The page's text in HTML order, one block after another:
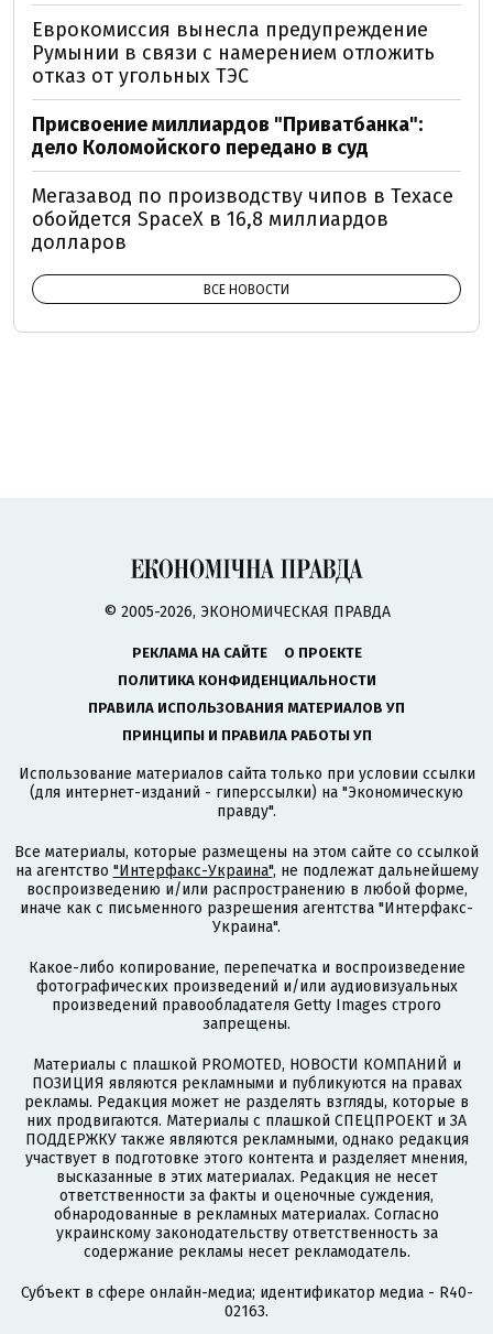
Еврокомиссия вынесла предупреждение
Румынии в связи с намерением отложить
отказ от угольных ТЭС
Присвоение миллиардов "Приватбанка":
дело Коломойского передано в суд
Мегазавод по производству чипов в Техасе
обойдется SpaceX в 16,8 миллиардов
долларов
ВСЕ НОВОСТИ
© 2005-2026, ЭКОНОМИЧЕСКАЯ ПРАВДА
РЕКЛАМА НА САЙТЕ
О ПРОЕКТЕ
ПОЛИТИКА КОНФИДЕНЦИАЛЬНОСТИ
ПРАВИЛА ИСПОЛЬЗОВАНИЯ МАТЕРИАЛОВ УП
ПРИНЦИПЫ И ПРАВИЛА РАБОТЫ УП
Использование материалов сайта только при условии ссылки
(для интернет-изданий - гиперссылки) на "Экономическую
правду".
Все материалы, которые размещены на этом сайте со ссылкой
на агентство "Интерфакс-Украина", не подлежат дальнейшему
воспроизведению и/или распространению в любой форме,
иначе как с письменного разрешения агентства "Интерфакс-
Украина".
Какое-либо копирование, перепечатка и воспроизведение
фотографических произведений и/или аудиовизуальных
произведений правообладателя Getty Images строго
запрещены.
Материалы с плашкой PROMOTED, НОВОСТИ КОМПАНИЙ и
ПОЗИЦИЯ являются рекламными и публикуются на правах
рекламы. Редакция может не разделять взгляды, которые в
них продвигаются. Материалы с плашкой СПЕЦПРОЕКТ и ЗА
ПОДДЕРЖКУ также являются рекламными, однако редакция
участвует в подготовке этого контента и разделяет мнения,
высказанные в этих материалах. Редакция не несет
ответственности за факты и оценочные суждения,
обнародованные в рекламных материалах. Согласно
украинскому законодательству ответственность за
содержание рекламы несет рекламодатель.
Субъект в сфере онлайн-медиа; идентификатор медиа - R40-
02163.